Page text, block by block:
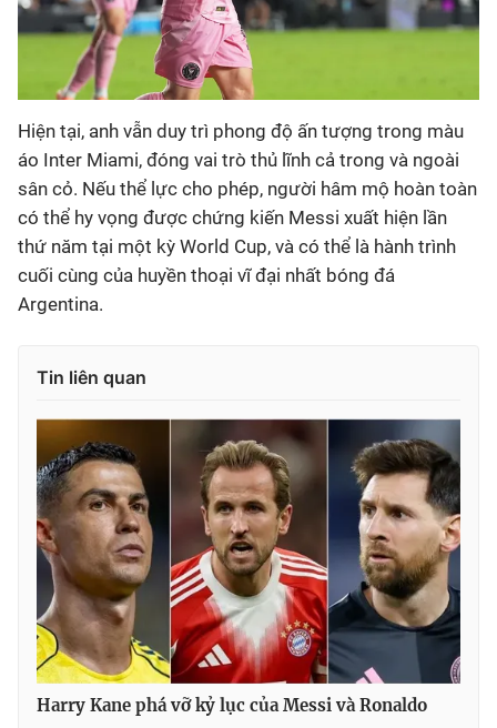
Hiện tại, anh vẫn duy trì phong độ ấn tượng trong màu
áo Inter Miami, đóng vai trò thủ lĩnh cả trong và ngoài
sân cỏ. Nếu thể lực cho phép, người hâm mộ hoàn toàn
có thể hy vọng được chứng kiến Messi xuất hiện lần
thứ năm tại một kỳ World Cup, và có thể là hành trình
cuối cùng của huyền thoại vĩ đại nhất bóng đá
Argentina.
Tin liên quan
Harry Kane phá vỡ kỷ lục của Messi và Ronaldo